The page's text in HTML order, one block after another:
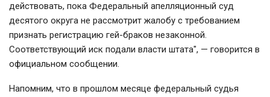
действовать, пока Федеральный апелляционный суд
десятого округа не рассмотрит жалобу с требованием
признать регистрацию гей-браков незаконной.
Соответствующий иск подали власти штата", — говорится в
официальном сообщении.
Напомним, что в прошлом месяце федеральный судья